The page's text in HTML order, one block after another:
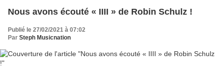
Nous avons écouté « IIII » de Robin Schulz !
Publié le 27/02/2021 à 07:02
Par Steph Musicnation